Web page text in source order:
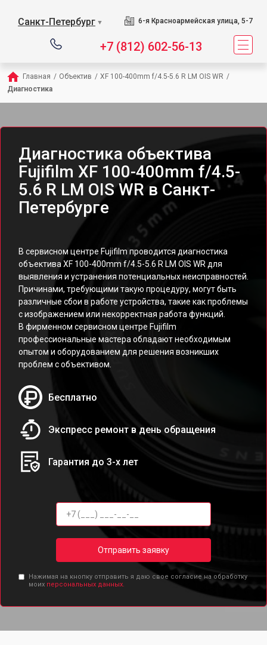
Санкт-Петербург ▼ 6-я Красноармейская улица, 5-7
+7 (812) 602-56-13
Главная / Объектив / XF 100-400mm f/4.5-5.6 R LM OIS WR /
Диагностика
Диагностика объектива
Fujifilm XF 100-400mm f/4.5-
5.6 R LM OIS WR в Санкт-
Петербурге
В сервисном центре Fujifilm проводится диагностика
объектива XF 100-400mm f/4.5-5.6 R LM OIS WR для
выявления и устранения потенциальных неисправностей.
Причинами, требующими такую процедуру, могут быть
различные сбои в работе устройства, такие как проблемы
с изображением или некорректная работа функций.
В фирменном сервисном центре Fujifilm
профессиональные мастера обладают необходимым
опытом и оборудованием для решения возникших
проблем с объективом.
Бесплатно
Экспресс ремонт в день обращения
Гарантия до 3-х лет
Отправить заявку
Нажимая на кнопку отправить я даю свое согласие на обработку
моих персональных данных.